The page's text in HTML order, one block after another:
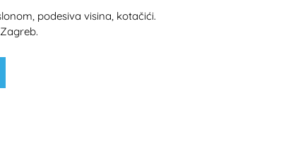
podesiva visina, kotačići.